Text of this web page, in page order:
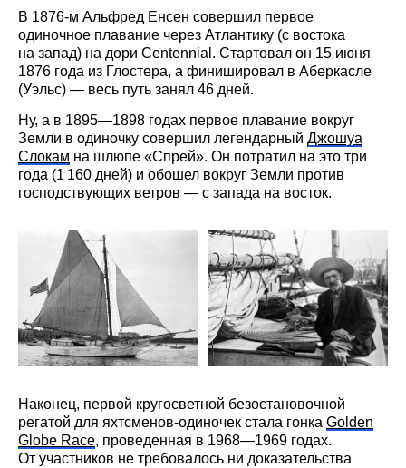
В 1876-м Альфред Енсен совершил первое
одиночное плавание через Атлантику (с востока
на запад) на дори Centennial. Стартовал он 15 июня
1876 года из Глостера, а финишировал в Аберкасле
(Уэльс) — весь путь занял 46 дней.
Ну, а в 1895—1898 годах первое плавание вокруг
Земли в одиночку совершил легендарный Джошуа
Слокам на шлюпе «Спрей». Он потратил на это три
года (1 160 дней) и обошел вокруг Земли против
господствующих ветров — с запада на восток.
Наконец, первой кругосветной безостановочной
регатой для яхтсменов-одиночек стала гонка Golden
Globe Race, проведенная в 1968—1969 годах.
От участников не требовалось ни доказательства